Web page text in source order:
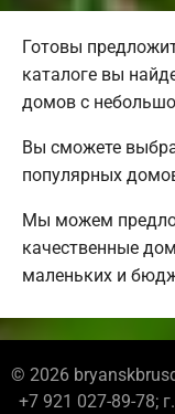
Готовы
каталоге вы
домов с
Вы сможете
популярных
Мы можем
качественные
маленьких и
© 2026
+7 921 027-89-78;